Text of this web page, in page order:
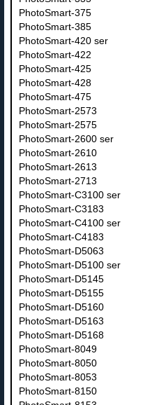
PhotoSmart-375
PhotoSmart-385
PhotoSmart-420 ser
PhotoSmart-422
PhotoSmart-425
PhotoSmart-428
PhotoSmart-475
PhotoSmart-2573
PhotoSmart-2575
PhotoSmart-2600 ser
PhotoSmart-2610
PhotoSmart-2613
PhotoSmart-2713
PhotoSmart-C3100 ser
PhotoSmart-C3183
PhotoSmart-C4100 ser
PhotoSmart-C4183
PhotoSmart-D5063
PhotoSmart-D5100 ser
PhotoSmart-D5145
PhotoSmart-D5155
PhotoSmart-D5160
PhotoSmart-D5163
PhotoSmart-D5168
PhotoSmart-8049
PhotoSmart-8050
PhotoSmart-8053
PhotoSmart-8150